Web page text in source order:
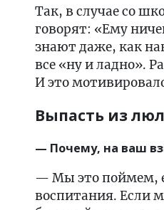
Так, в случае со
говорят: «Ему
знают даже, как
все «ну и ладно».
И это
Выпасть из
— Почему, на ваш
— Мы это поймем,
воспитания. Если